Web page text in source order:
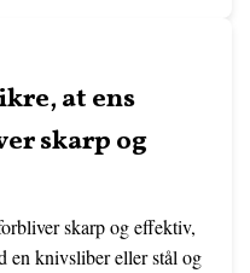
at ens
skarp og
skarp og effektiv,
en knivsliber eller stål og